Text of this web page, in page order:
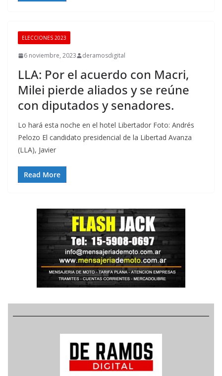
ELECCIONES 2023
6 noviembre, 2023 deramosdigital
LLA: Por el acuerdo con Macri,
Milei pierde aliados y se reúne
con diputados y senadores.
Lo hará esta noche en el hotel Libertador Foto: Andrés
Pelozo El candidato presidencial de la Libertad Avanza
(LLA), Javier
Read More